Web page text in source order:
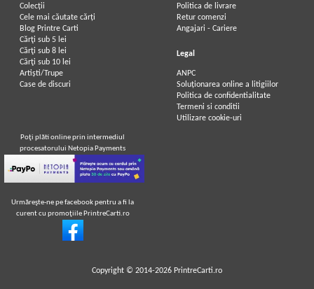
Colecții
Cele mai căutate cărți
Blog Printre Carti
Cărţi sub 5 lei
Cărţi sub 8 lei
Cărţi sub 10 lei
Artiști/Trupe
Case de discuri
Politica de livrare
Retur comenzi
Angajari - Cariere
Legal
ANPC
Soluționarea online a litigiilor
Politica de confidentialitate
Termeni si conditii
Utilizare cookie-uri
Poţi plăti online prin intermediul
procesatorului Netopia Payments
Urmăreşte-ne pe facebook pentru a fi la
curent cu promoţiile PrintreCarti.ro
Copyright © 2014-2026 PrintreCarti.ro